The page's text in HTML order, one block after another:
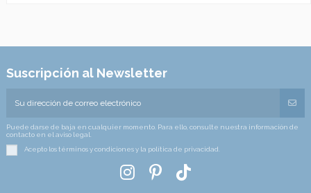
Suscripción al Newsletter
Puede darse de baja en cualquier momento. Para ello, consulte nuestra información de
contacto en el aviso legal.
Acepto los términos y condiciones y la política de privacidad.